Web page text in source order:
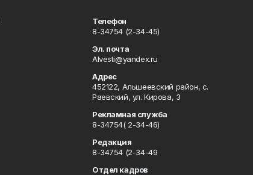
Телефон
8-34754 (2-34-45)
Эл. почта
Alvesti@yandex.ru
Адрес
452122, Альшеевский район, с.
Раевский, ул. Кирова, 3
Рекламная служба
8-34754( 2-34-46)
Редакция
8-34754 (2-34-49
Отдел кадров